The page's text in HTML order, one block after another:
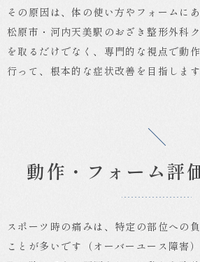
その原因は、体の使い方やフォームに
松原市・河内天美駅のおざき整形外科
を取るだけでなく、専門的な視点で動
行って、根本的な症状改善を目指します
動作・フォーム評
スポーツ時の痛みは、特定の部位への
ことが多いです（オーバーユース障害